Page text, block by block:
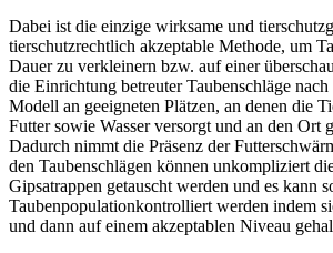
Dabei ist die einzige wirksame und
tierschutzrechtlich akzeptable Methode, um
Dauer zu verkleinern bzw. auf einer
die Einrichtung betreuter Taubenschläge
Modell an geeigneten Plätzen, an denen die
Futter sowie Wasser versorgt und an den Ort
Dadurch nimmt die Präsenz der
den Taubenschlägen können unkompliziert
Gipsatrappen getauscht werden und es kann
Taubenpopulationkontrolliert werden indem
und dann auf einem akzeptablen Niveau